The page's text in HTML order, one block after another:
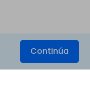
Continúa